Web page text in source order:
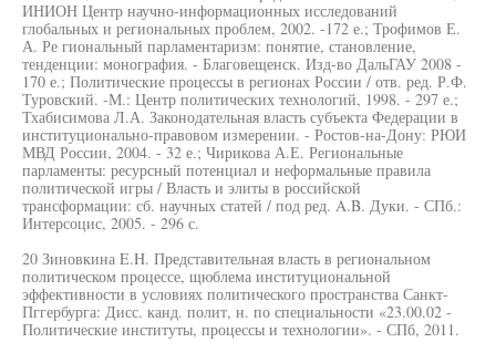
ИНИОН Центр научно-информационных исследований
глобальных и региональных проблем, 2002. -172 е.; Трофимов Е.
А. Ре гиональный парламентаризм: понятие, становление,
тенденции: монография. - Благовещенск. Изд-во ДальГАУ 2008 -
170 е.; Политические процессы в регионах России / отв. ред. Р.Ф.
Туровский. -М.: Центр политических технологий, 1998. - 297 е.;
Тхабисимова Л.А. Законодательная власть субъекта Федерации в
институционально-правовом измерении. - Ростов-на-Дону: РЮИ
МВД России, 2004. - 32 е.; Чирикова А.Е. Региональные
парламенты: ресурсный потенциал и неформальные правила
политической игры / Власть и элиты в российской
трансформации: сб. научных статей / под ред. A.B. Дуки. - СПб.:
Интерсоцис, 2005. - 296 с.
20 Зиновкина E.H. Представительная власть в региональном
политическом процессе, щюблема институциональной
эффективности в условиях политического пространства Санкт-
Пггербурга: Дисс. канд. полит, н. по специальности «23.00.02 -
Политические институты, процессы и технологии». - СПб, 2011.